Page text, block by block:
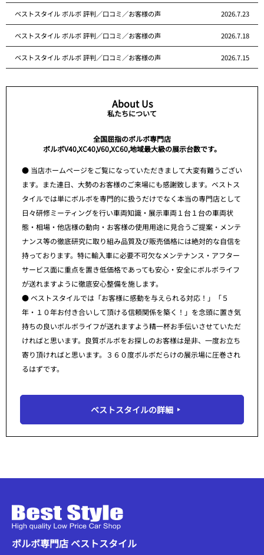
ベストスタイル ボルボ 評判／口コミ／お客様の声 2026.7.23
ベストスタイル ボルボ 評判／口コミ／お客様の声 2026.7.18
ベストスタイル ボルボ 評判／口コミ／お客様の声 2026.7.15
About Us
私たちについて
全国屈指のボルボ専門店
ボルボV40,XC40,V60,XC60,地域最大級の展示台数です。
● 当店ホームページをご覧になっていただきまして大変有難うござい
ます。また連日、大勢のお客様のご来場にも感謝致します。ベストス
タイルでは単にボルボを専門的に扱うだけでなく本当の専門店として
日々研修ミーティングを行い車両知識・展示車両１台１台の車両状
態・相場・他店様の動向・お客様の使用用途に見合うご提案・メンテ
ナンス等の徹底研究に取り組み品質及び販売価格には絶対的な自信を
持っております。特に輸入車に必要不可欠なメンテナンス・アフター
サービス面に重点を置き低価格であっても安心・安全にボルボライフ
が送れますように徹底安心整備を施します。
● ベストスタイルでは「お客様に感動を与えられる対応！」「５
年・１０年お付き合いして頂ける信頼関係を築く！」を念頭に置き気
持ちの良いボルボライフが送れますよう精一杯お手伝いさせていただ
ければと思います。良質ボルボをお探しのお客様は是非、一度お立ち
寄り頂ければと思います。３６０度ボルボだらけの展示場に圧巻され
るはずです。
ベストスタイルの詳細
ボルボ専門店 ベストスタイル